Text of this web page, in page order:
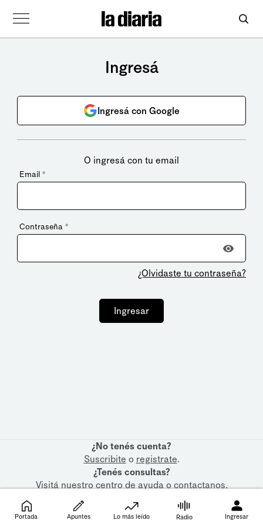
Ingresá
Ingresá con Google
O ingresá con tu email
Email *
Contraseña *
¿Olvidaste tu contraseña?
Ingresar
¿No tenés cuenta?
Suscribite o registrate.
¿Tenés consultas?
Visitá nuestrocentro de ayudaocontactanos.
Portada Apuntes Lo más leído Radio Ingresar